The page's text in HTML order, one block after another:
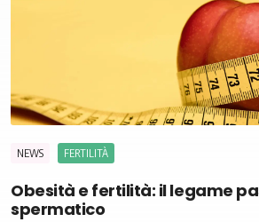
NEWS FERTILITÀ
Obesità e fertilità: il legame
spermatico